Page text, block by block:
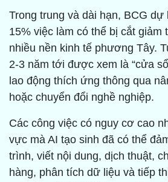
Trong trung và dài hạn, BCG dự
15% việc làm có thể bị cắt giảm
nhiều nền kinh tế phương Tây.
2-3 năm tới được xem là “cửa
lao động thích ứng thông qua
hoặc chuyển đổi nghề nghiệp.
Các công việc có nguy cơ cao
vực mà AI tạo sinh đã có thể
trình, viết nội dung, dịch thuật,
hàng, phân tích dữ liệu và tiếp